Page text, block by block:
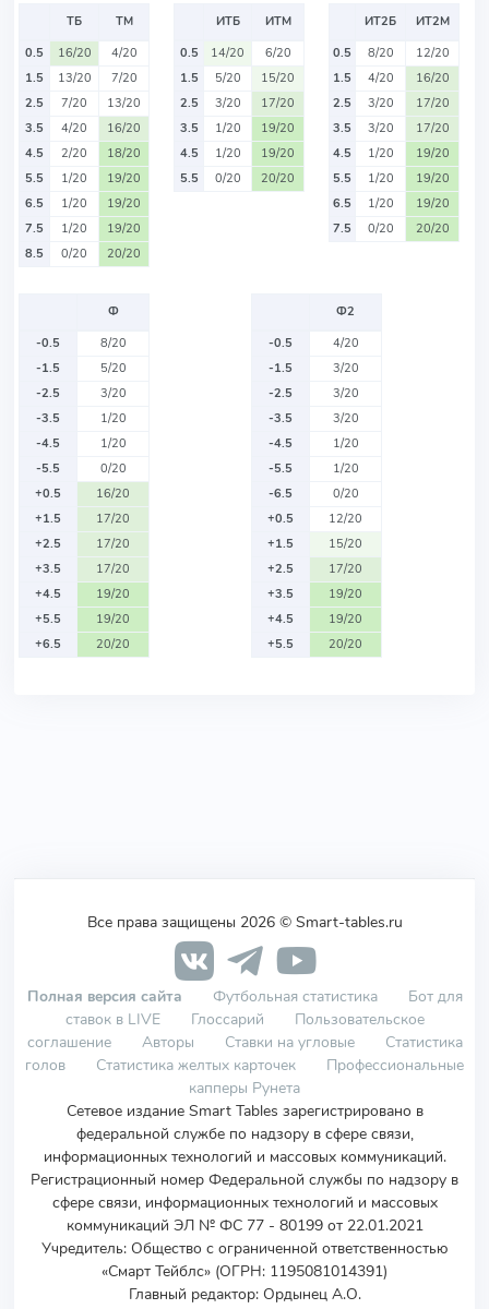
ТБ
ТМ
0.5
16/20
4/20
1.5
13/20
7/20
2.5
7/20
13/20
3.5
4/20
16/20
4.5
2/20
18/20
5.5
1/20
19/20
6.5
1/20
19/20
7.5
1/20
19/20
8.5
0/20 20/20
ИТБ
ИТМ
0.5
14/20
6/20
1.5
5/20
15/20
2.5
3/20
17/20
3.5
1/20
19/20
4.5
1/20
19/20
5.5
0/20 20/20
ИТ2Б
ИТ2М
0.5
8/20
12/20
1.5
4/20
16/20
2.5
3/20
17/20
3.5
3/20
17/20
4.5
1/20
19/20
5.5
1/20
19/20
6.5
1/20
19/20
7.5
0/20 20/20
Ф
-0.5
8/20
-1.5
5/20
-2.5
3/20
-3.5
1/20
-4.5
1/20
-5.5
0/20
+0.5
16/20
+1.5
17/20
+2.5
17/20
+3.5
17/20
+4.5
19/20
+5.5
19/20
+6.5
20/20
Ф2
-0.5
4/20
-1.5
3/20
-2.5
3/20
-3.5
3/20
-4.5
1/20
-5.5
1/20
-6.5
0/20
+0.5
12/20
+1.5
15/20
+2.5
17/20
+3.5
19/20
+4.5
19/20
+5.5
20/20
Все права защищены 2026 © Smart-tables.ru
Полная версия сайта Футбольная статистика
Бот для
ставок в LIVE
Глоссарий
Пользовательское
соглашение
Авторы Ставки на угловые
Статистика
голов
Статистика желтых карточек
Профессиональные
капперы Рунета
Сетевое издание Smart Tables зарегистрировано в
федеральной службе по надзору в сфере связи,
информационных технологий и массовых коммуникаций.
Регистрационный номер Федеральной службы по надзору в
сфере связи, информационных технологий и массовых
коммуникаций ЭЛ № ФС 77 - 80199 от 22.01.2021
Учредитель: Общество с ограниченной ответственностью
«Смарт Тейблс» (ОГРН: 1195081014391)
Главный редактор: Ордынец А.О.